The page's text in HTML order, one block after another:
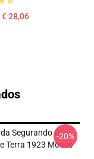
€ 28,06
Segurando O
Terra 1923 Mouse
-20%